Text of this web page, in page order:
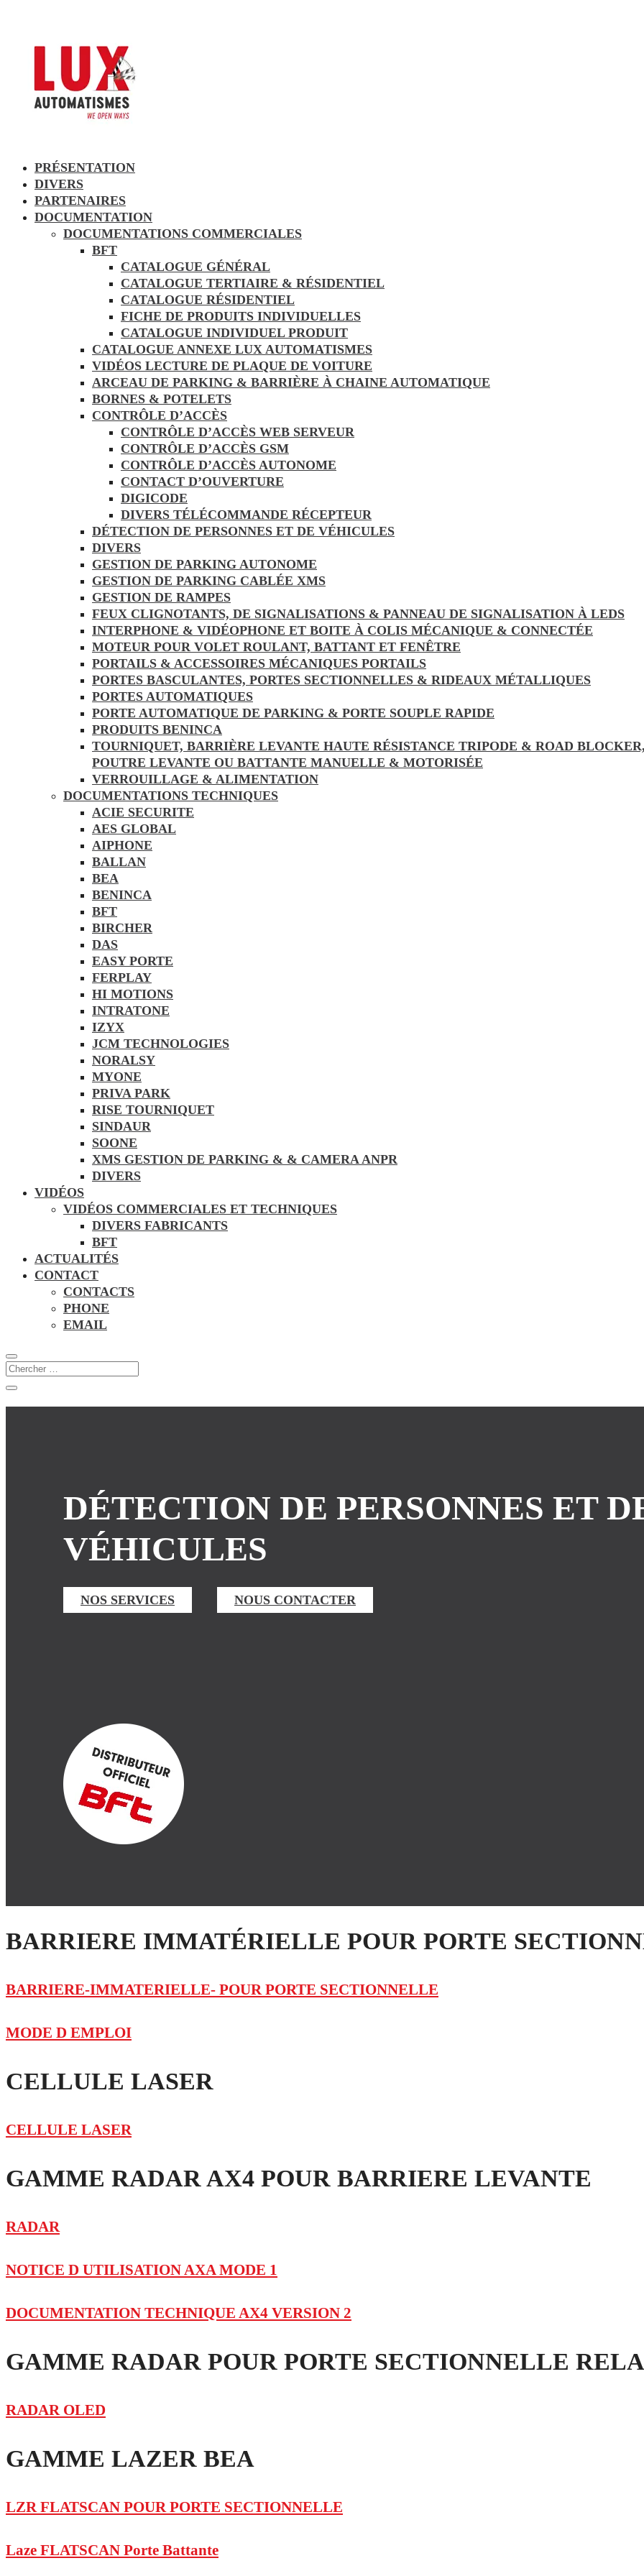
PRÉSENTATION
DIVERS
PARTENAIRES
DOCUMENTATION
DOCUMENTATIONS COMMERCIALES
BFT
CATALOGUE GÉNÉRAL
CATALOGUE TERTIAIRE & RÉSIDENTIEL
CATALOGUE RÉSIDENTIEL
FICHE DE PRODUITS INDIVIDUELLES
CATALOGUE INDIVIDUEL PRODUIT
CATALOGUE ANNEXE LUX AUTOMATISMES
VIDÉOS LECTURE DE PLAQUE DE VOITURE
ARCEAU DE PARKING & BARRIÈRE À CHAINE AUTOMATIQUE
BORNES & POTELETS
CONTRÔLE D’ACCÈS
CONTRÔLE D’ACCÈS WEB SERVEUR
CONTRÔLE D’ACCÈS GSM
CONTRÔLE D’ACCÈS AUTONOME
CONTACT D’OUVERTURE
DIGICODE
DIVERS TÉLÉCOMMANDE RÉCEPTEUR
DÉTECTION DE PERSONNES ET DE VÉHICULES
DIVERS
GESTION DE PARKING AUTONOME
GESTION DE PARKING CABLÉE XMS
GESTION DE RAMPES
FEUX CLIGNOTANTS, DE SIGNALISATIONS & PANNEAU DE SIGNALISATION À LEDS
INTERPHONE & VIDÉOPHONE ET BOITE À COLIS MÉCANIQUE & CONNECTÉE
MOTEUR POUR VOLET ROULANT, BATTANT ET FENÊTRE
PORTAILS & ACCESSOIRES MÉCANIQUES PORTAILS
PORTES BASCULANTES, PORTES SECTIONNELLES & RIDEAUX MÉTALLIQUES
PORTES AUTOMATIQUES
PORTE AUTOMATIQUE DE PARKING & PORTE SOUPLE RAPIDE
PRODUITS BENINCA
TOURNIQUET, BARRIÈRE LEVANTE HAUTE RÉSISTANCE TRIPODE & ROAD
POUTRE LEVANTE OU BATTANTE MANUELLE & MOTORISÉE
VERROUILLAGE & ALIMENTATION
DOCUMENTATIONS TECHNIQUES
ACIE SECURITE
AES GLOBAL
AIPHONE
BALLAN
BEA
BENINCA
BFT
BIRCHER
DAS
EASY PORTE
FERPLAY
HI MOTIONS
INTRATONE
IZYX
JCM TECHNOLOGIES
NORALSY
MYONE
PRIVA PARK
RISE TOURNIQUET
SINDAUR
SOONE
XMS GESTION DE PARKING & & CAMERA ANPR
DIVERS
VIDÉOS
VIDÉOS COMMERCIALES ET TECHNIQUES
DIVERS FABRICANTS
BFT
ACTUALITÉS
CONTACT
CONTACTS
PHONE
EMAIL
DÉTECTION DE PERSONNES ET
VÉHICULES
NOS SERVICES NOUS CONTACTER
BARRIERE IMMATÉRIELLE POUR PORTE
BARRIERE-IMMATERIELLE- POUR PORTE SECTIONNELLE
MODE D EMPLOI
CELLULE LASER
CELLULE LASER
GAMME RADAR AX4 POUR BARRIERE LEVANTE
RADAR
NOTICE D UTILISATION AXA MODE 1
DOCUMENTATION TECHNIQUE AX4 VERSION 2
GAMME RADAR POUR PORTE SECTIONNELLE
RADAR OLED
GAMME LAZER BEA
LZR FLATSCAN POUR PORTE SECTIONNELLE
Laze FLATSCAN Porte Battante